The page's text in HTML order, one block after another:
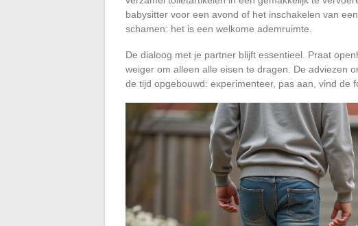
babysitter voor een avond of het inschakelen van
schamen: het is een welkome ademruimte.
De dialoog met je partner blijft essentieel. Praat
weiger om alleen alle eisen te dragen. De adviezen
de tijd opgebouwd: experimenteer, pas aan, vind de